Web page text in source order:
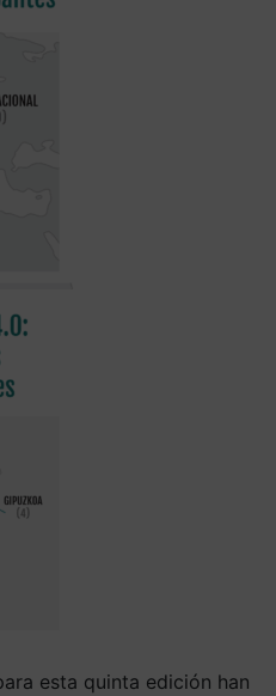
esta quinta edición han